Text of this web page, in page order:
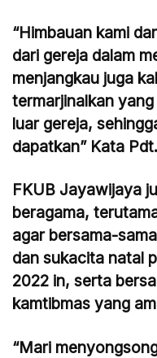
“Himbauan kami
dari gereja dalam
menjangkau juga
termarjinalkan
luar gereja,
dapatkan” Kata
FKUB Jayawijaya
beragama,
agar bersama-
dan sukacita natal
2022 in, serta
kamtibmas yang
“Mari